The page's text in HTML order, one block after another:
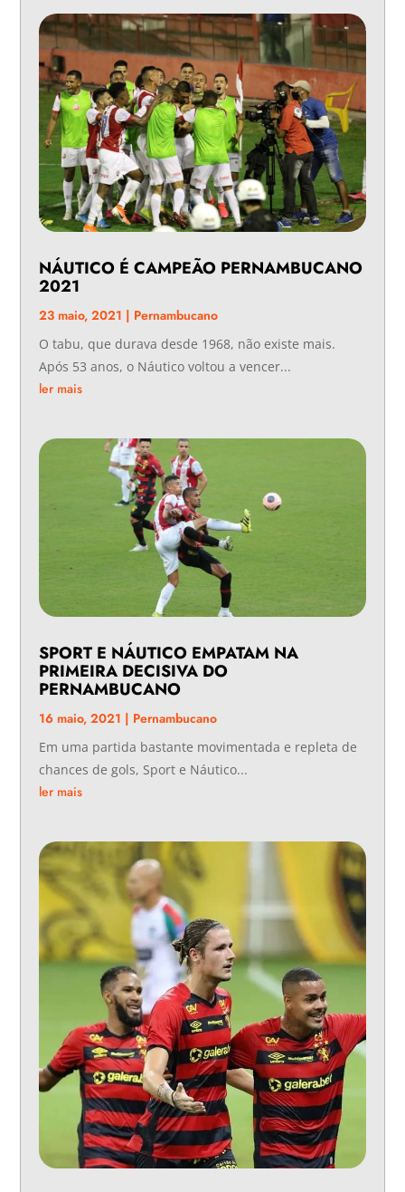
NÁUTICO É CAMPEÃO PERNAMBUCANO
2021
23 maio, 2021 | Pernambucano
O tabu, que durava desde 1968, não existe mais.
Após 53 anos, o Náutico voltou a vencer...
ler mais
SPORT E NÁUTICO EMPATAM NA
PRIMEIRA DECISIVA DO
PERNAMBUCANO
16 maio, 2021 | Pernambucano
Em uma partida bastante movimentada e repleta de
chances de gols, Sport e Náutico...
ler mais